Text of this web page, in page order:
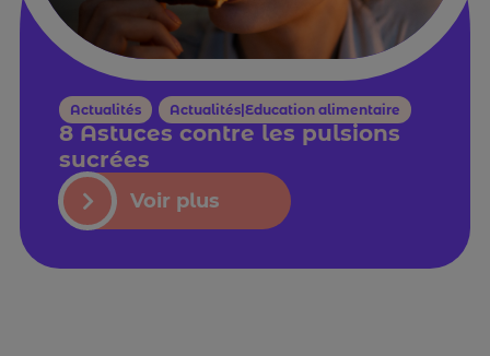
Actualités Actualités|Education alimentaire
8 Astuces contre les pulsions
sucrées
Voir plus